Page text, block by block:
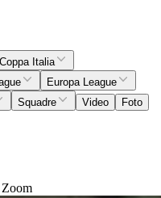
Coppa Italia
Europa League
Squadre Video
Foto
Zoom